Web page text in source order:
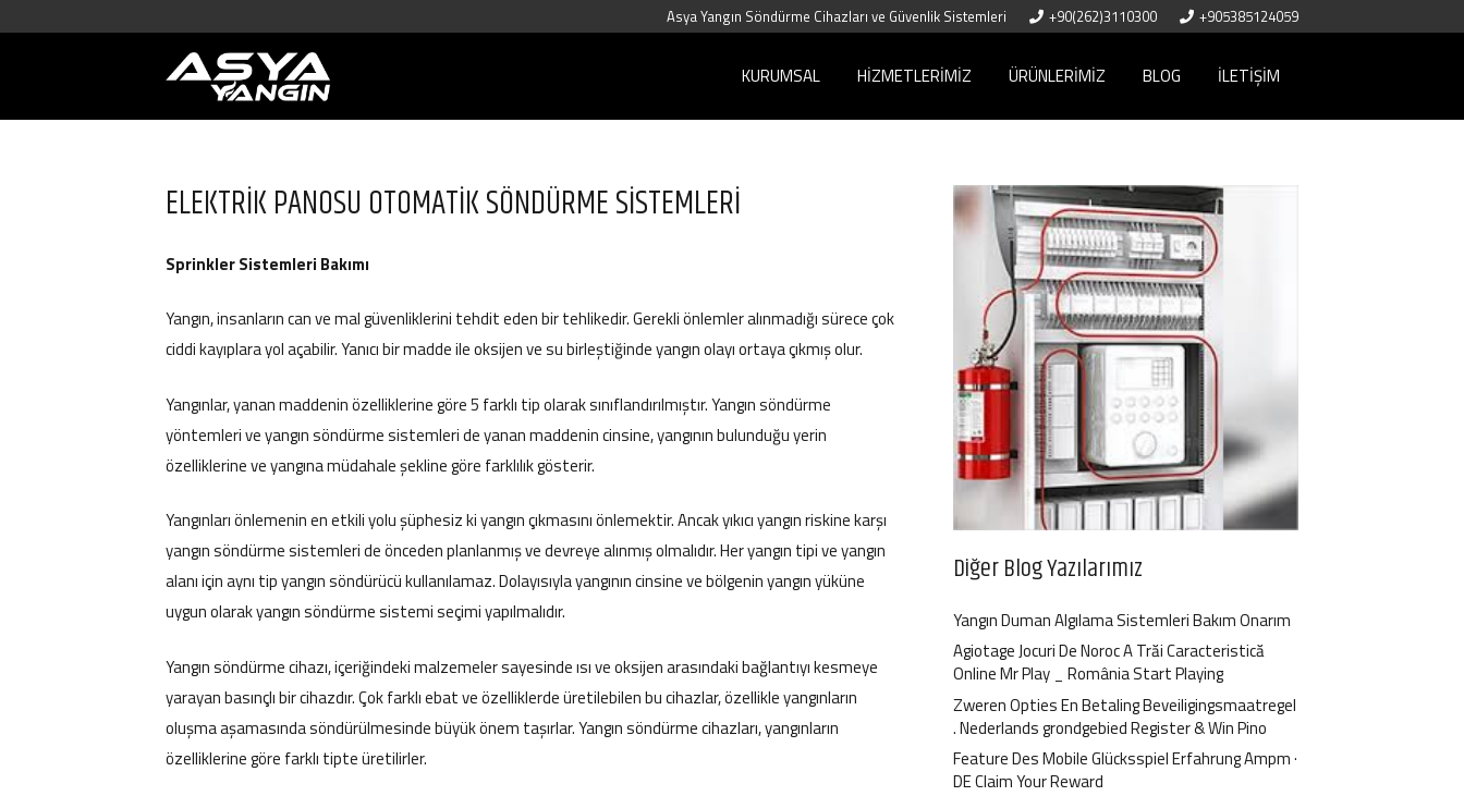
Asya Yangın Söndürme Cihazları ve Güvenlik Sistemleri +90(262)3110300 +905385124059
KURUMSAL HIZMETLERIMIZ ÜRÜNLERIMIZ BLOG İLETIŞIM
ELEKTRİK PANOSU OTOMATİK SÖNDÜRME SİSTEMLERİ
Sprinkler Sistemleri Bakımı
Yangın, insanların can ve mal güvenliklerini tehdit eden bir tehlikedir. Gerekli önlemler alınmadığı sürece çok
ciddi kayıplara yol açabilir. Yanıcı bir madde ile oksijen ve su birleştiğinde yangın olayı ortaya çıkmış olur.
Yangınlar, yanan maddenin özelliklerine göre 5 farklı tip olarak sınıflandırılmıştır. Yangın söndürme
yöntemleri ve yangın söndürme sistemleri de yanan maddenin cinsine, yangının bulunduğu yerin
özelliklerine ve yangına müdahale şekline göre farklılık gösterir.
Yangınları önlemenin en etkili yolu şüphesiz ki yangın çıkmasını önlemektir. Ancak yıkıcı yangın riskine karşı
yangın söndürme sistemleri de önceden planlanmış ve devreye alınmış olmalıdır. Her yangın tipi ve yangın
alanı için aynı tip yangın söndürücü kullanılamaz. Dolayısıyla yangının cinsine ve bölgenin yangın yüküne
uygun olarak yangın söndürme sistemi seçimi yapılmalıdır.
Yangın söndürme cihazı, içeriğindeki malzemeler sayesinde ısı ve oksijen arasındaki bağlantıyı kesmeye
yarayan basınçlı bir cihazdır. Çok farklı ebat ve özelliklerde üretilebilen bu cihazlar, özellikle yangınların
oluşma aşamasında söndürülmesinde büyük önem taşırlar. Yangın söndürme cihazları, yangınların
özelliklerine göre farklı tipte üretilirler.
Diğer Blog Yazılarımız
Yangın Duman Algılama Sistemleri Bakım Onarım
Agiotage Jocuri De Noroc A Trăi Caracteristică
Online Mr Play _ România Start Playing
Zweren Opties En Betaling Beveiligingsmaatregel
. Nederlands grondgebied Register & Win Pino
Feature Des Mobile Glücksspiel Erfahrung Ampm ·
DE Claim Your Reward